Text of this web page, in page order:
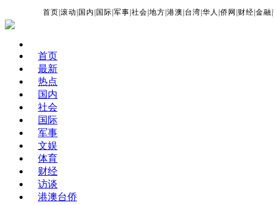
首页 |滚动 国内 国际 |军事 |社会 |地方 |港澳 台湾 |华人 |侨网 财经 |金融 |
首页
最新
热点
国内
社会
国际
军事
文娱
体育
财经
访谈
港澳台侨